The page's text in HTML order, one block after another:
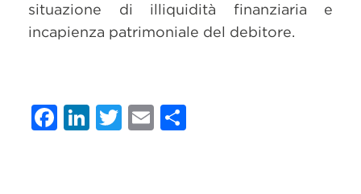
situazione di illiquidità finanziaria e
incapienza patrimoniale del debitore.
Facebook
LinkedIn
Twitter
Email